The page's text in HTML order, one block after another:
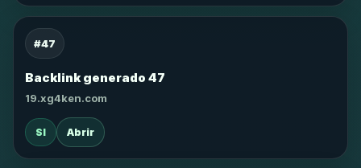
#47
Backlink generado 47
19.xg4ken.com
SI Abrir